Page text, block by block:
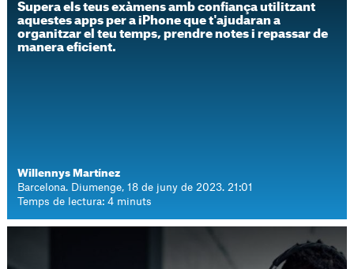
Supera els teus exàmens amb confiança utilitzant
aquestes apps per a iPhone que t'ajudaran a
organitzar el teu temps, prendre notes i repassar de
manera eficient.
Willennys Martínez
Barcelona. Diumenge, 18 de juny de 2023. 21:01
Temps de lectura: 4 minuts